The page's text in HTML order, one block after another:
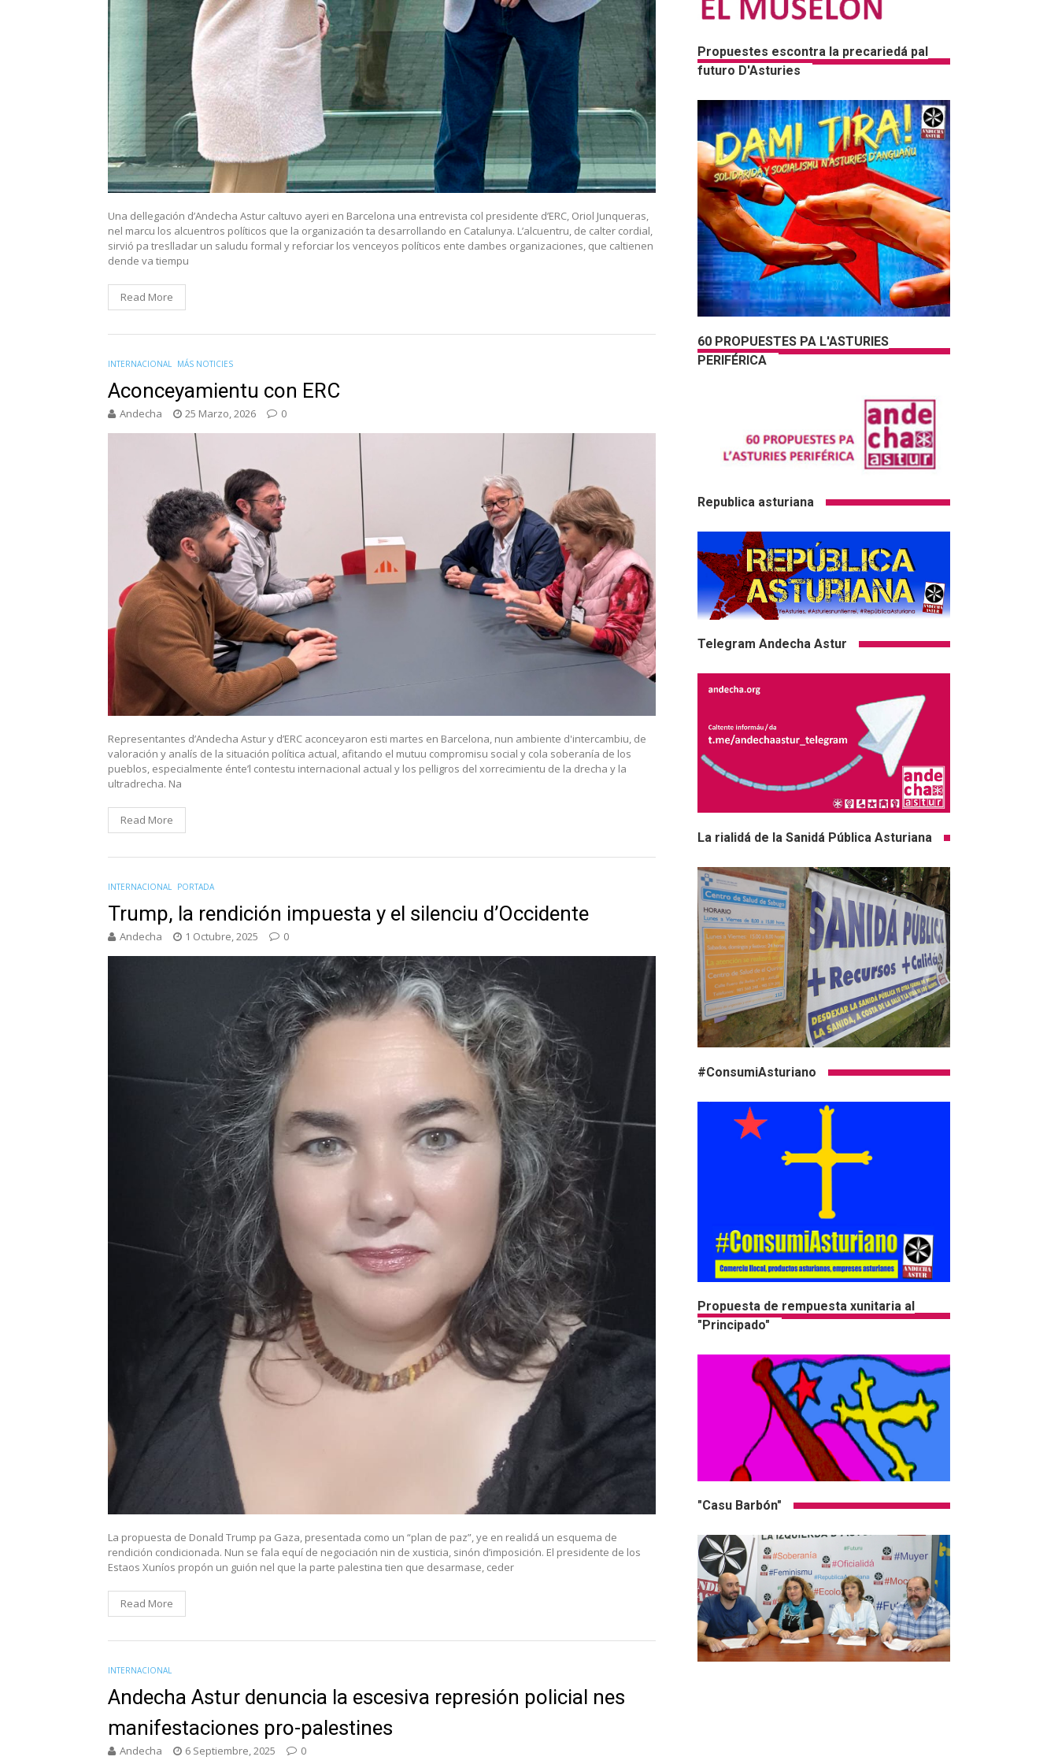
Una dellegación d’Andecha Astur caltuvo ayeri en Barcelona una entrevista col presidente d’ERC, Oriol Junqueras,
nel marcu los alcuentros políticos que la organización ta desarrollando en Catalunya. L’alcuentru, de calter cordial,
sirvió pa treslladar un saludu formal y reforciar los venceyos políticos ente dambes organizaciones, que caltienen
dende va tiempu
Read More
INTERNACIONAL MÁS NOTICIES
Aconceyamientu con ERC
Andecha 25 Marzo, 2026 0
Representantes d’Andecha Astur y d’ERC aconceyaron esti martes en Barcelona, nun ambiente d'intercambiu, de
valoración y analís de la situación política actual, afitando el mutuu compromisu social y cola soberanía de los
pueblos, especialmente énte’l contestu internacional actual y los pelligros del xorrecimientu de la drecha y la
ultradrecha. Na
Read More
INTERNACIONAL PORTADA
Trump, la rendición impuesta y el silenciu d’Occidente
Andecha 1 Octubre, 2025 0
La propuesta de Donald Trump pa Gaza, presentada como un “plan de paz”, ye en realidá un esquema de
rendición condicionada. Nun se fala equí de negociación nin de xusticia, sinón d’imposición. El presidente de los
Estaos Xuníos propón un guión nel que la parte palestina tien que desarmase, ceder
Read More
INTERNACIONAL
Andecha Astur denuncia la escesiva represión policial nes
manifestaciones pro-palestines
Andecha 6 Septiembre, 2025 0
Propuestes escontra la precariedá pal
futuro D'Asturies
60 PROPUESTES PA L'ASTURIES
PERIFÉRICA
Republica asturiana
Telegram Andecha Astur
La rialidá de la Sanidá Pública Asturiana
#ConsumiAsturiano
Propuesta de rempuesta xunitaria al
"Principado"
"Casu Barbón"